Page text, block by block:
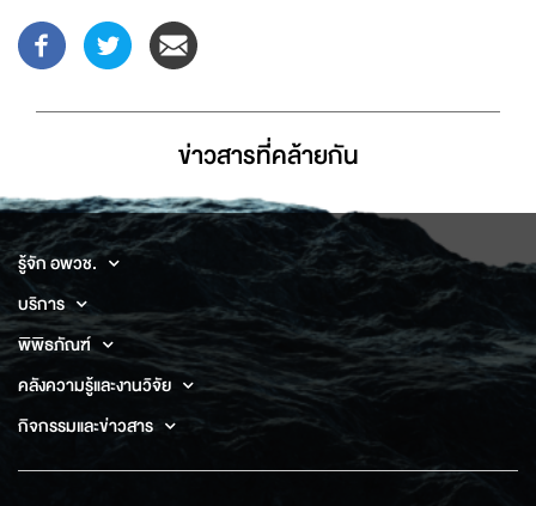
ข่าวสารที่่คล้ายกัน
รู้จัก อพวช.
บริการ
พิพิธภัณฑ์
คลังความรู้และงานวิจัย
กิจกรรมและข่าวสาร